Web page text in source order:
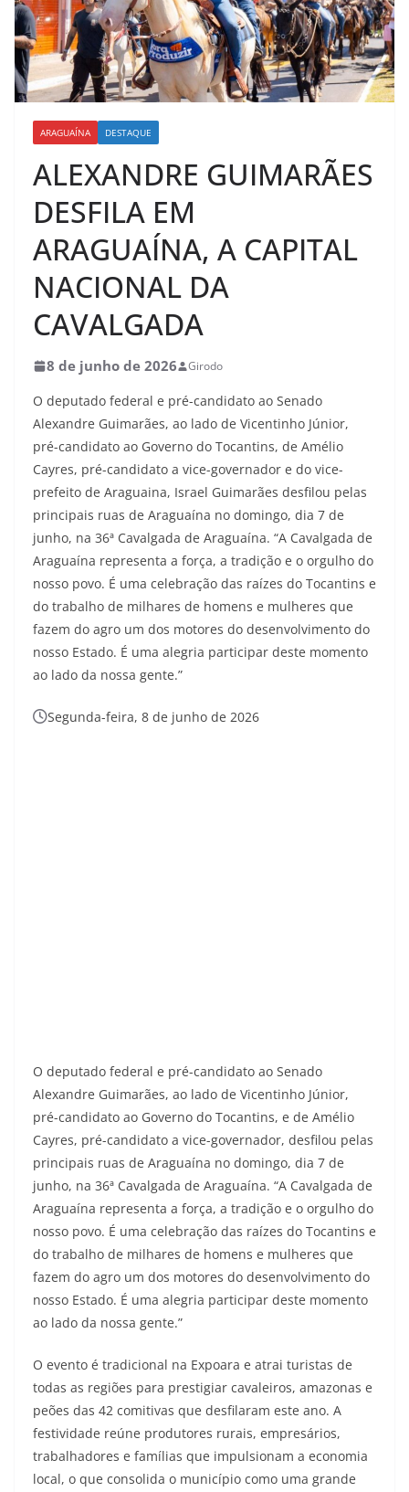
ARAGUAÍNA DESTAQUE
ALEXANDRE GUIMARÃES
DESFILA EM
ARAGUAÍNA, A CAPITAL
NACIONAL DA
CAVALGADA
8 de junho de 2026 Girodo
O deputado federal e pré-candidato ao Senado
Alexandre Guimarães, ao lado de Vicentinho Júnior,
pré-candidato ao Governo do Tocantins, de Amélio
Cayres, pré-candidato a vice-governador e do vice-
prefeito de Araguaina, Israel Guimarães desfilou pelas
principais ruas de Araguaína no domingo, dia 7 de
junho, na 36ª Cavalgada de Araguaína. “A Cavalgada de
Araguaína representa a força, a tradição e o orgulho do
nosso povo. É uma celebração das raízes do Tocantins e
do trabalho de milhares de homens e mulheres que
fazem do agro um dos motores do desenvolvimento do
nosso Estado. É uma alegria participar deste momento
ao lado da nossa gente.”
Segunda-feira, 8 de junho de 2026
O deputado federal e pré-candidato ao Senado
Alexandre Guimarães, ao lado de Vicentinho Júnior,
pré-candidato ao Governo do Tocantins, e de Amélio
Cayres, pré-candidato a vice-governador, desfilou pelas
principais ruas de Araguaína no domingo, dia 7 de
junho, na 36ª Cavalgada de Araguaína. “A Cavalgada de
Araguaína representa a força, a tradição e o orgulho do
nosso povo. É uma celebração das raízes do Tocantins e
do trabalho de milhares de homens e mulheres que
fazem do agro um dos motores do desenvolvimento do
nosso Estado. É uma alegria participar deste momento
ao lado da nossa gente.”
O evento é tradicional na Expoara e atrai turistas de
todas as regiões para prestigiar cavaleiros, amazonas e
peões das 42 comitivas que desfilaram este ano. A
festividade reúne produtores rurais, empresários,
trabalhadores e famílias que impulsionam a economia
local, o que consolida o município como uma grande